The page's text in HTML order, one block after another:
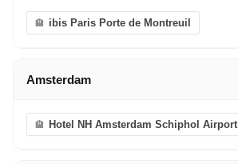
ibis Paris Porte de Montreuil
Amsterdam
Hotel NH Amsterdam Schiphol Airport